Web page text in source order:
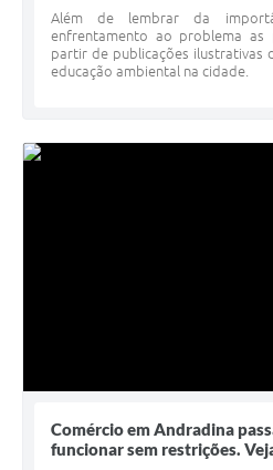
Além de lembrar da
enfrentamento ao problema as
partir de publicações ilustrativas
educação ambiental na cidade.
Comércio em Andradina
funcionar sem restrições.